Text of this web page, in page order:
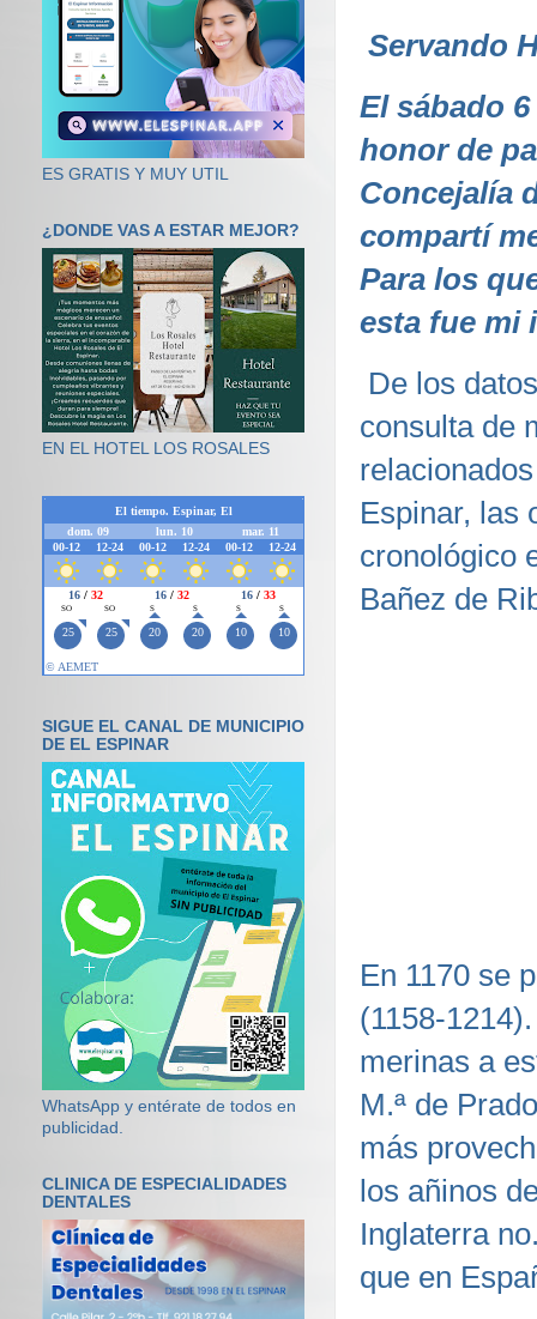
Servando
El sábado
honor de
Concejalía
compartí
Para los
esta fue mi
De los
consulta de
Espinar, las
cronológico
Bañez de
En 1170 se
(1158-
merinas a
M.ª de
más
los añinos
Inglaterra
que en
ES GRATIS Y MUY UTIL
¿DONDE VAS A ESTAR MEJOR?
EN EL HOTEL LOS ROSALES
SIGUE EL CANAL DE MUNICIPIO
DE EL ESPINAR
WhatsApp y entérate de todos en
publicidad.
CLINICA DE ESPECIALIDADES
DENTALES